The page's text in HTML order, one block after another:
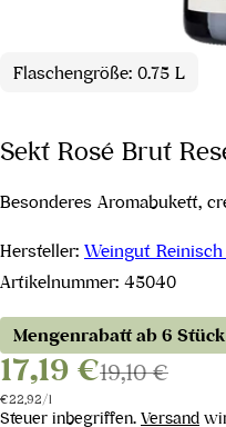
Flaschengröße: 0.75 L
Sekt Rosé Brut
Besonderes Aromabukett,
Hersteller: Weingut
Artikelnummer: 45040
Mengenrabatt ab 6
17,19 €19,10 €
Stückpreis
€22,92/pro
l
Steuer inbegriffen. Versand